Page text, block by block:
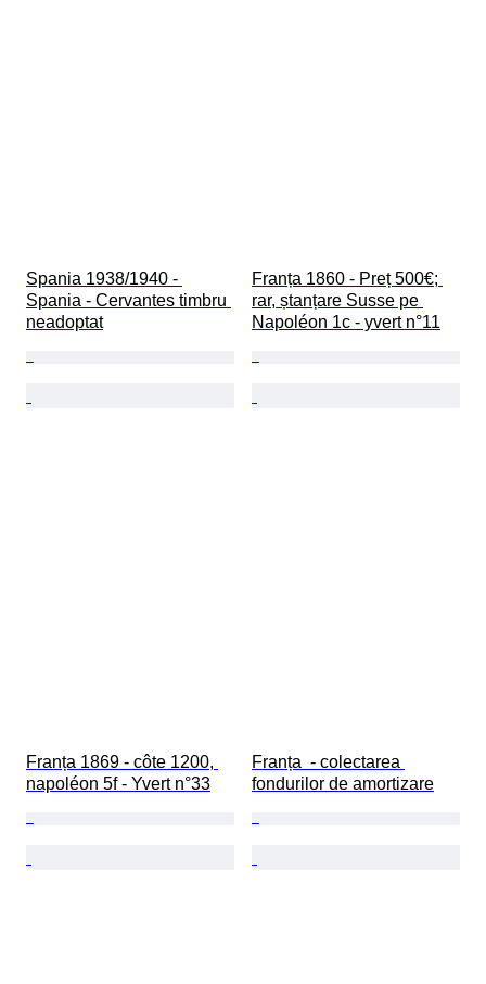
Spania 1938/1940 -
Spania - Cervantes timbru
neadoptat
Franța 1860 - Preț 500€;
rar, ștanțare Susse pe
Napoléon 1c - yvert n°11
Franța 1869 - côte 1200,
napoléon 5f - Yvert n°33
Franța  - colectarea
fondurilor de amortizare